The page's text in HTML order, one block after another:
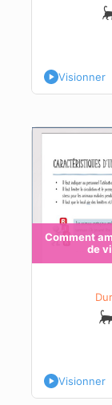
Visionner
Comment
de
Visionner